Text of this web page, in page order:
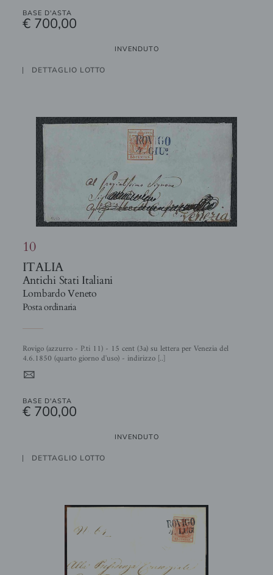
BASE D'ASTA
€ 700,00
INVENDUTO
DETTAGLIO LOTTO
10
ITALIA
Antichi Stati Italiani
Lombardo Veneto
Posta ordinaria
Rovigo (azzurro - P.ti 11) - 15 cent (3a) su lettera per Venezia del
4.6.1850 (quarto giorno d'uso) - indirizzo [..]
4
BASE D'ASTA
€ 700,00
INVENDUTO
DETTAGLIO LOTTO